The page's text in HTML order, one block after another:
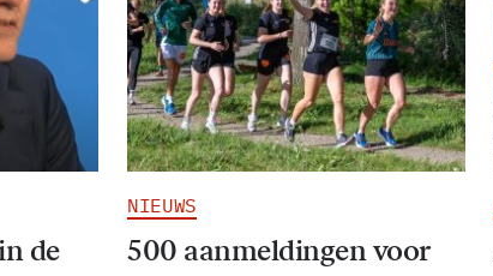
de
NIEUWS
500 aanmeldingen voor